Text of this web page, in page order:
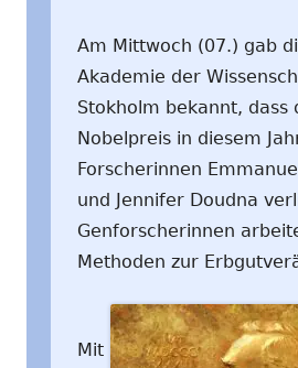
Am Mittwoch (07.) gab
Akademie der
Stokholm bekannt, dass
Nobelpreis in diesem
Forscherinnen
und Jennifer Doudna
Genforscherinnen
Methoden zur
Mit